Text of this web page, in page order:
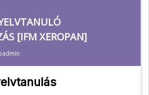
[IFM XEROPAN]